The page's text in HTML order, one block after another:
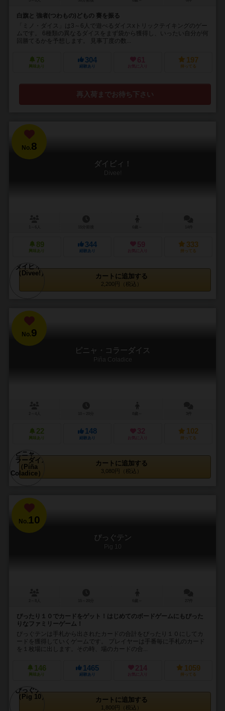
白旗と 強者(つわもの)どもの 賽を振る
「ミノ・ダイス」は3～6人で遊べるダイスxトリックテイキングのゲー
ムです。 6種類の異なるダイスをまず袋から獲得し、いったい自分が何
回勝てるかを予想します。 見事丁度の数...
76
興味あり
304
経験あり
61
お気に入り
197
持ってる
再入荷までお待ち下さい
No.8
ダイビィ！
Divee!
89
興味あり
344
経験あり
59
お気に入り
333
持ってる
カートに追加する
2,200円（税込）
No.9
ピニャ・コラーダイス
Piña Coladice
22
興味あり
148
経験あり
32
お気に入り
102
持ってる
カートに追加する
3,080円（税込）
No. 10
ぴっぐテン
Pig 10
ぴったり１０でカードをゲット！はじめてのボードゲームにもぴった
りなファミリーゲーム！
ぴっぐテンは手札から出されたカードの合計をぴったり１０にしてカ
ードを獲得していくゲームです。 プレイヤーは手番毎に手札のカード
を１枚場に出します。その時、場のカードの合...
146
興味あり
1465
経験あり
214
お気に入り
1059
持ってる
カートに追加する
1,800円（税込）